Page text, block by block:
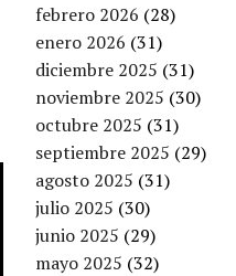
febrero 2026 (28)
enero 2026 (31)
diciembre 2025 (31)
noviembre 2025 (30)
octubre 2025 (31)
septiembre 2025 (29)
agosto 2025 (31)
julio 2025 (30)
junio 2025 (29)
mayo 2025 (32)